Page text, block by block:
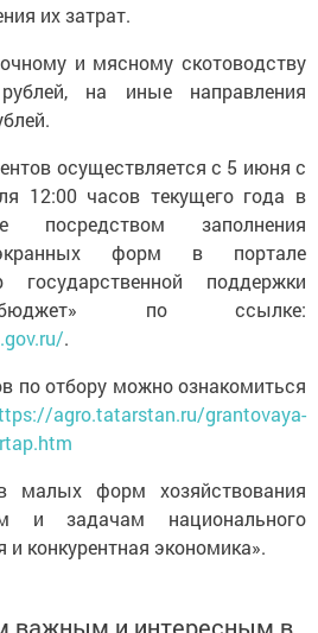
их затрат.
и мясному скотоводству
на иные направления
осуществляется с 5 июня с
12:00 часов текущего года в
посредством заполнения
экранных форм в портале
государственной поддержки
бюджет» по ссылке:
.
по отбору можно ознакомиться
agro.tatarstan.ru/grantovaya-
малых форм хозяйствования
и задачам национального
конкурентная экономика».